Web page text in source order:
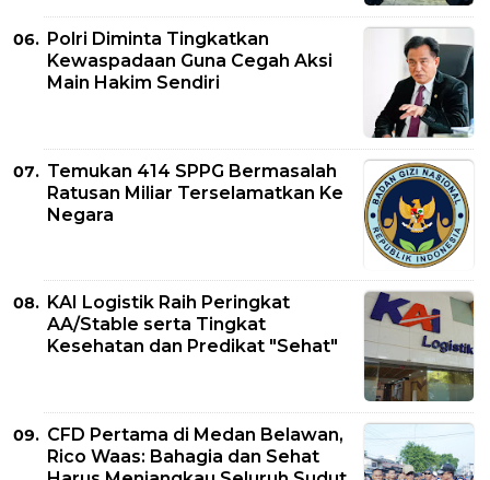
Polri Diminta Tingkatkan
Kewaspadaan Guna Cegah Aksi
Main Hakim Sendiri
Temukan 414 SPPG Bermasalah
Ratusan Miliar Terselamatkan Ke
Negara
KAI Logistik Raih Peringkat
AA/Stable serta Tingkat
Kesehatan dan Predikat "Sehat"
CFD Pertama di Medan Belawan,
Rico Waas: Bahagia dan Sehat